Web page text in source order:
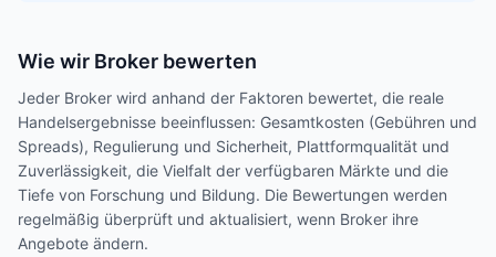
Wie wir Broker bewerten
Jeder Broker wird anhand der Faktoren bewertet, die reale
Handelsergebnisse beeinflussen: Gesamtkosten (Gebühren und
Spreads), Regulierung und Sicherheit, Plattformqualität und
Zuverlässigkeit, die Vielfalt der verfügbaren Märkte und die
Tiefe von Forschung und Bildung. Die Bewertungen werden
regelmäßig überprüft und aktualisiert, wenn Broker ihre
Angebote ändern.